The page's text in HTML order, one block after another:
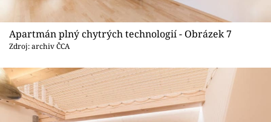
Apartmán plný chytrých technologií - Obrázek 7
Zdroj: archiv ČCA